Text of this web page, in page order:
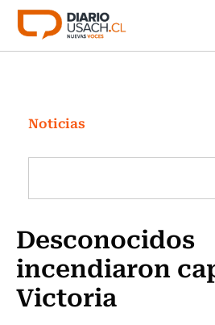
Click acá para ir directamente al
Investigación
Cultura
Programas Radio y TV
Noticias
Desconocidos
incendiaron
Victoria